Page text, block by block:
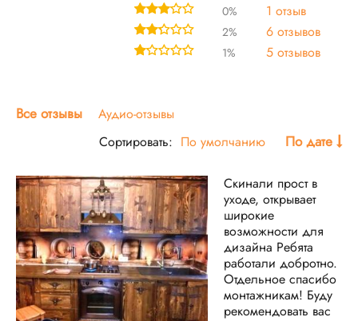
0% 1 отзыв
2% 6 отзывов
1% 5 отзывов
Все отзывы
Аудио-отзывы
Сортировать: По умолчанию По дате
Скинали прост в
уходе, открывает
широкие
возможности для
дизайна Ребята
работали добротно.
Отдельное спасибо
монтажникам! Буду
рекомендовать вас